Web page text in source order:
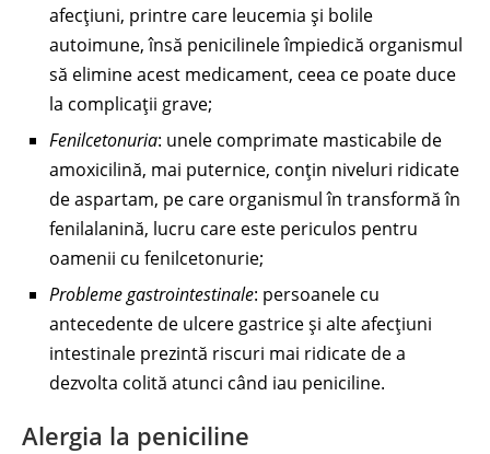
afecțiuni, printre care leucemia și bolile
autoimune, însă penicilinele împiedică organismul
să elimine acest medicament, ceea ce poate duce
la complicații grave;
Fenilcetonuria: unele comprimate masticabile de
amoxicilină, mai puternice, conțin niveluri ridicate
de aspartam, pe care organismul în transformă în
fenilalanină, lucru care este periculos pentru
oamenii cu fenilcetonurie;
Probleme gastrointestinale: persoanele cu
antecedente de ulcere gastrice și alte afecțiuni
intestinale prezintă riscuri mai ridicate de a
dezvolta colită atunci când iau peniciline.
Alergia la peniciline